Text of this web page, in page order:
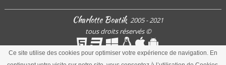
Ce site utilise des cookies pour optimiser votre expérience de navigation. En
Charlotte Boutik 2005 - 2021
tous droits réservés©